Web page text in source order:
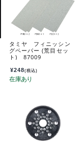
タミヤ フィニッシン
グペーパー (荒目セッ
ト) 87009
¥248(税込)